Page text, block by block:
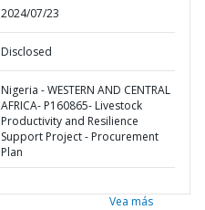
2024/07/23
Disclosed
Nigeria - WESTERN AND CENTRAL
AFRICA- P160865- Livestock
Productivity and Resilience
Support Project - Procurement
Plan
Vea más